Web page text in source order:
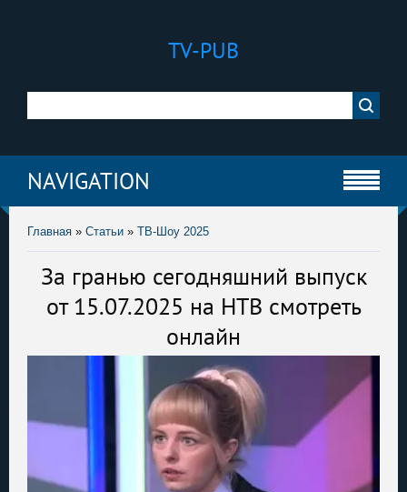
TV-PUB
NAVIGATION
Главная » Статьи » ТВ-Шоу 2025
За гранью сегодняшний выпуск
от 15.07.2025 на НТВ смотреть
онлайн